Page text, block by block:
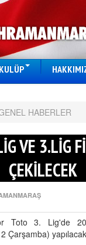
KULÜP
HABERLER
VE 3.LİG
ÇEKİLECEK
3. Lig'de
Çarşamba)